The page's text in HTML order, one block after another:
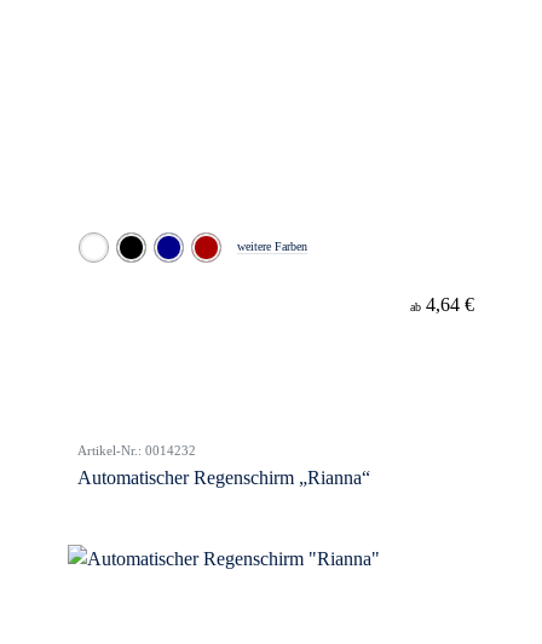
weitere Farben
ab 4,64 €
Artikel-Nr.: 0014232
Automatischer Regenschirm „Rianna“